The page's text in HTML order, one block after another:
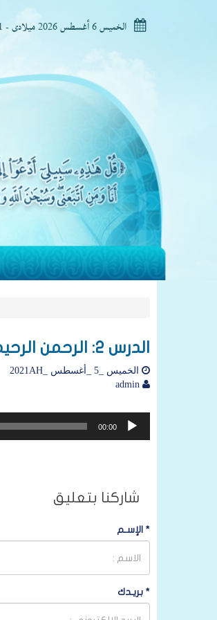
الخميس 6 أغسطس 2026 ميلادى - 21 صفر 1448 هجرى
الدرس 2: الرحمن الرحيم جل جلاله
الخميس _5 _أغسطس _2021AH
مشغل
الصوت
00:00
شاركنا بتعليق
* الإسـم
* بريـدك